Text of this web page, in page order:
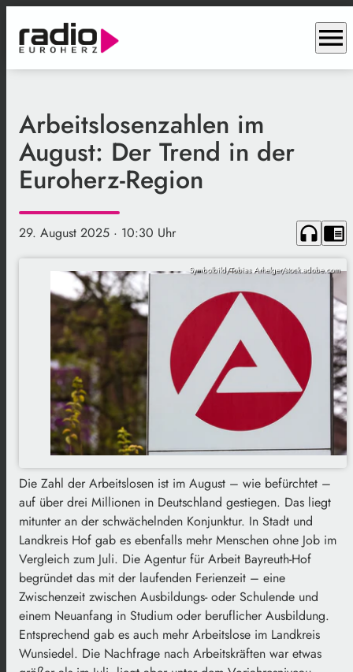
menu
Arbeitslosenzahlen im
August: Der Trend in der
Euroherz-Region
29. August 2025 · 10:30 Uhr headphones chrome_reader_mode
Symbolbild/Tobias Arhelger/stock.adobe.com
Die Zahl der Arbeitslosen ist im August – wie befürchtet –
auf über drei Millionen in Deutschland gestiegen. Das liegt
mitunter an der schwächelnden Konjunktur. In Stadt und
Landkreis Hof gab es ebenfalls mehr Menschen ohne Job im
Vergleich zum Juli. Die Agentur für Arbeit Bayreuth-Hof
begründet das mit der laufenden Ferienzeit – eine
Zwischenzeit zwischen Ausbildungs- oder Schulende und
einem Neuanfang in Studium oder beruflicher Ausbildung.
Entsprechend gab es auch mehr Arbeitslose im Landkreis
Wunsiedel. Die Nachfrage nach Arbeitskräften war etwas